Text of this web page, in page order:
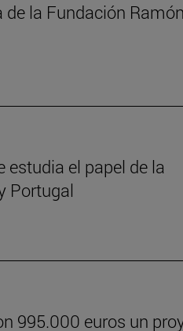
la Fundación
estudia el papel de la
Portugal
995.000 euros un